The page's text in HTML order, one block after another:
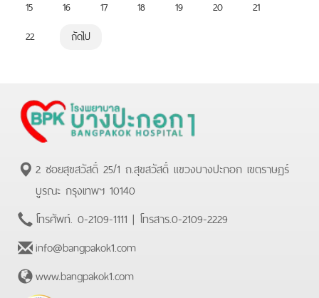
15
16 17 18 19 20
21
22
ถัดไป
2 ซอยสุขสวัสดิ์ 25/1 ถ.สุขสวัสดิ์ แขวงบางปะกอก เขตราษฏร์
บูรณะ กรุงเทพฯ 10140
โทรศัพท์. 0-2109-1111 | โทรสาร.0-2109-2229
info@bangpakok1.com
www.bangpakok1.com